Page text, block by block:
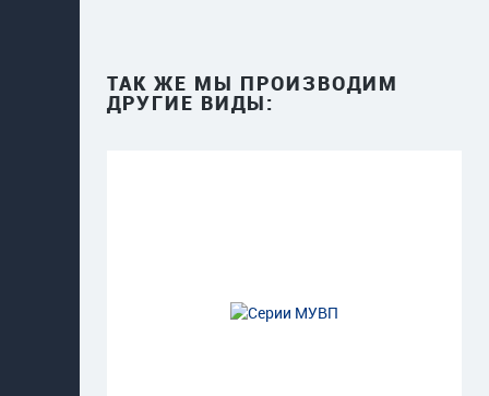
ТАК ЖЕ МЫ ПРОИЗВОДИМ
ДРУГИЕ ВИДЫ: